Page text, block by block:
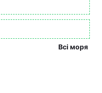
Всі моря